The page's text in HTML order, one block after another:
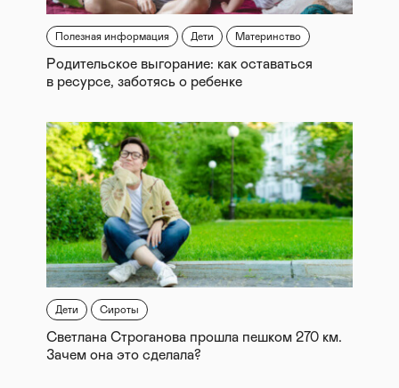
Полезная информация Дети Материнство
Родительское выгорание: как оставаться
в ресурсе, заботясь о ребенке
Дети Сироты
Светлана Строганова прошла пешком 270 км.
Зачем она это сделала?